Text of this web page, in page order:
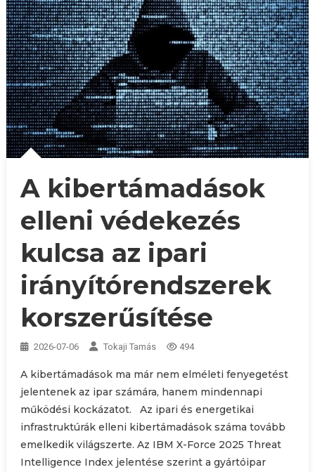
A kibertámadások
elleni védekezés
kulcsa az ipari
irányítórendszerek
korszerűsítése
2026-07-06 Tokaji Tamás 494
A kibertámadások ma már nem elméleti fenyegetést
jelentenek az ipar számára, hanem mindennapi
működési kockázatot. Az ipari és energetikai
infrastruktúrák elleni kibertámadások száma tovább
emelkedik világszerte. Az IBM X-Force 2025 Threat
Intelligence Index jelentése szerint a gyártóipar